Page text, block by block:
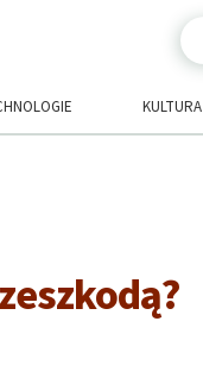
KULTURA